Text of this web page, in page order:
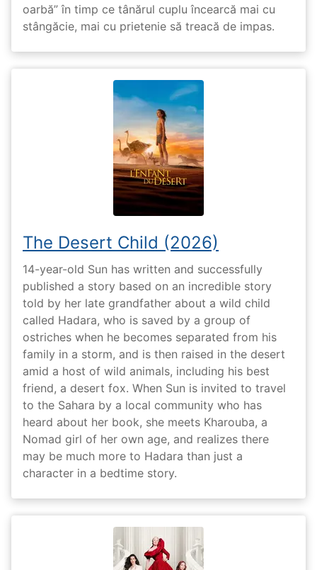
oarbă” în timp ce tânărul cuplu încearcă mai cu
stângăcie, mai cu prietenie să treacă de impas.
The Desert Child (2026)
14-year-old Sun has written and successfully
published a story based on an incredible story
told by her late grandfather about a wild child
called Hadara, who is saved by a group of
ostriches when he becomes separated from his
family in a storm, and is then raised in the desert
amid a host of wild animals, including his best
friend, a desert fox. When Sun is invited to travel
to the Sahara by a local community who has
heard about her book, she meets Kharouba, a
Nomad girl of her own age, and realizes there
may be much more to Hadara than just a
character in a bedtime story.